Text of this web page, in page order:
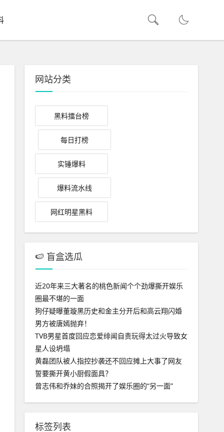
网站分类
黑料擂台榜
每日打榜
实锤爆料
爆料流水线
网红明星黑料
🍉 盲盒选瓜
近20年来三大著名的桃色新闻个个劲爆撕开娱乐
圈最不堪的一面
狗仔疑曝董璇黑历史和金主分开后和高云翔闪婚
男方被唐嫣抛弃！
TVB男星首度回应恋爱绯闻自责玩得太过火导致女
星人设坍塌
黄磊团队被人指控抄袭还不回应摊上大事了网友
誓要撕开黄小厨假面具？
曾志伟和乔妹的合照揭开了娱乐圈的“另一面”
标签列表